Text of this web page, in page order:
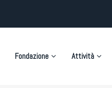
Fondazione Attività